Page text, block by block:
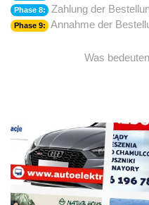
Phase 8: Zahlung der
Phase 9: Annahme der
Was